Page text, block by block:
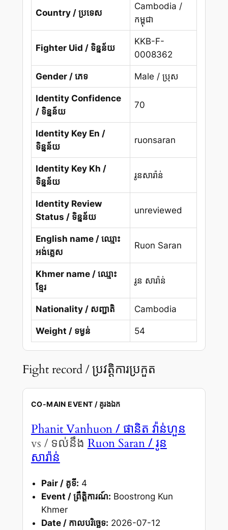
Country / ប្រទេស
Cambodia /
កម្ពុជា
Fighter Uid / ទិន្នន័យ
KKB-F-
0008362
Gender / ភេទ Male / ប្រុស
Identity Confidence
/ ទិន្នន័យ
70
Identity Key En /
ទិន្នន័យ
ruonsaran
Identity Key Kh /
ទិន្នន័យ
រូនសារ៉ាន់
Identity Review
Status / ទិន្នន័យ
unreviewed
English name / ឈ្មោះ
អង់គ្លេស
Ruon Saran
Khmer name / ឈ្មោះ
ខ្មែរ
រូន សារ៉ាន់
Nationality / សញ្ជាតិ Cambodia
Weight / ទម្ងន់ 54
Fight record / ប្រវត្តិការប្រកួត
CO-MAIN EVENT / គូរងឯក
Phanit Vanhuon/ ផានិត វ៉ាន់ហួន
vs / ទល់នឹង Ruon Saran/ រូន
សារ៉ាន់
Pair / គូទី: 4
Event / ព្រឹត្តិការណ៍: Boostrong Kun
Khmer
Date / កាលបរិច្ឆេទ: 2026-07-12